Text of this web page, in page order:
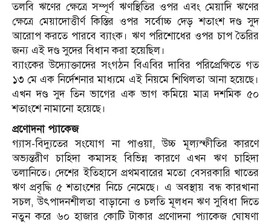
তলবি ঋণের ক্ষেত্রে সম্পূর্ণ ঋণস্থিতির ওপর এবং মেয়াদি ঋণের
ক্ষেত্রে মেয়াদোত্তীর্ণ কিস্তির ওপর সর্বোচ্চ দেড় শতাংশ দণ্ড সুদ
আরোপ করতে পারবে ব্যাংক। ঋণ পরিশোধের ওপর চাপ তৈরির
জন্য এই দণ্ড সুদের বিধান করা হয়েছিল।
ব্যাংকের উদ্যোক্তাদের সংগঠন বিএবির দাবির পরিপ্রেক্ষিতে গত
১৩ মে এক নির্দেশনার মাধ্যমে এই নিয়মে শিথিলতা আনা হয়েছে।
এখন দণ্ড সুদ তিন ভাগের এক ভাগ কমিয়ে মাত্র দশমিক ৫০
শতাংশে নামানো হয়েছে।
প্রণোদনা প্যাকেজ
গ্যাস-বিদ্যুতের সংযোগ না পাওয়া, উচ্চ মূল্যস্ফীতির কারণে
অভ্যন্তরীণ চাহিদা কমাসহ বিভিন্ন কারণে এখন ঋণ চাহিদা
তলানিতে। দেশের ইতিহাসে প্রথমবারের মতো বেসরকারি খাতের
ঋণ প্রবৃদ্ধি ৫ শতাংশের নিচে নেমেছে। এ অবস্থায় বন্ধ কারখানা
সচল, উৎপাদনশীলতা বাড়ানো ও চলতি মূলধন ঋণ সুবিধা দিতে
নতুন করে ৬০ হাজার কোটি টাকার প্রণোদনা প্যাকেজ ঘোষণা